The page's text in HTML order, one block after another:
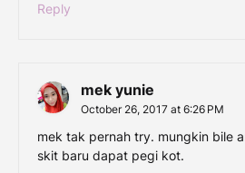
Reply
mek yunie
October 26, 2017 at 6:26 PM
mek tak pernah try. mungkin bile
skit baru dapat pegi kot.